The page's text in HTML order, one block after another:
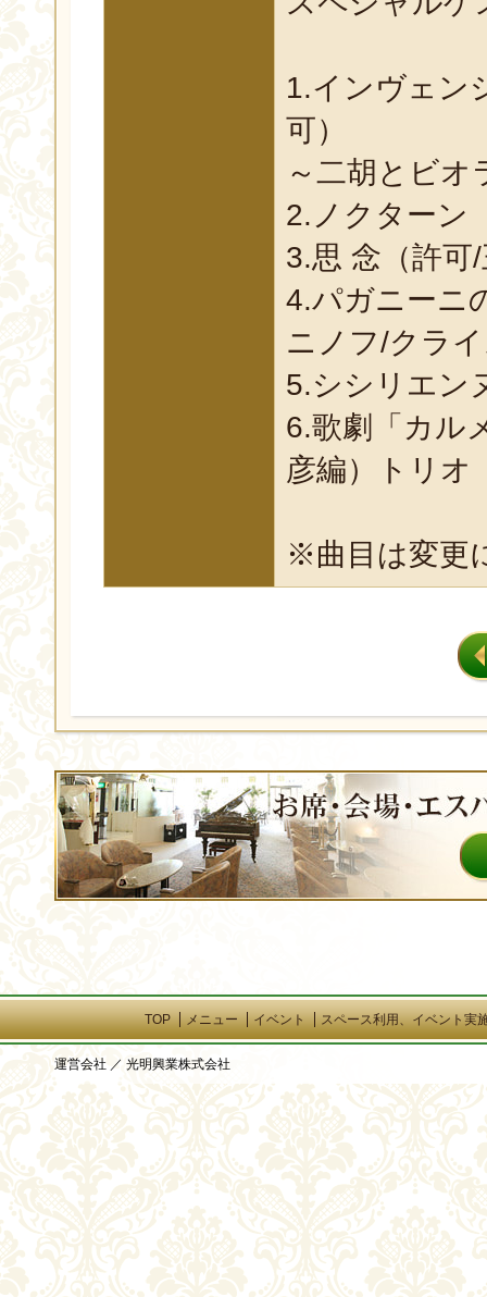
1.インヴェン
可）
～二胡とビオ
2.ノクターン
3.思 念（許可
4.パガニーニ
ニノフ/クラ
5.シシリエン
6.歌劇「カル
彦編）トリオ
※曲目は変更
TOP メニュー イベント スペース利用、イベント実
運営会社 ／ 光明興業株式会社